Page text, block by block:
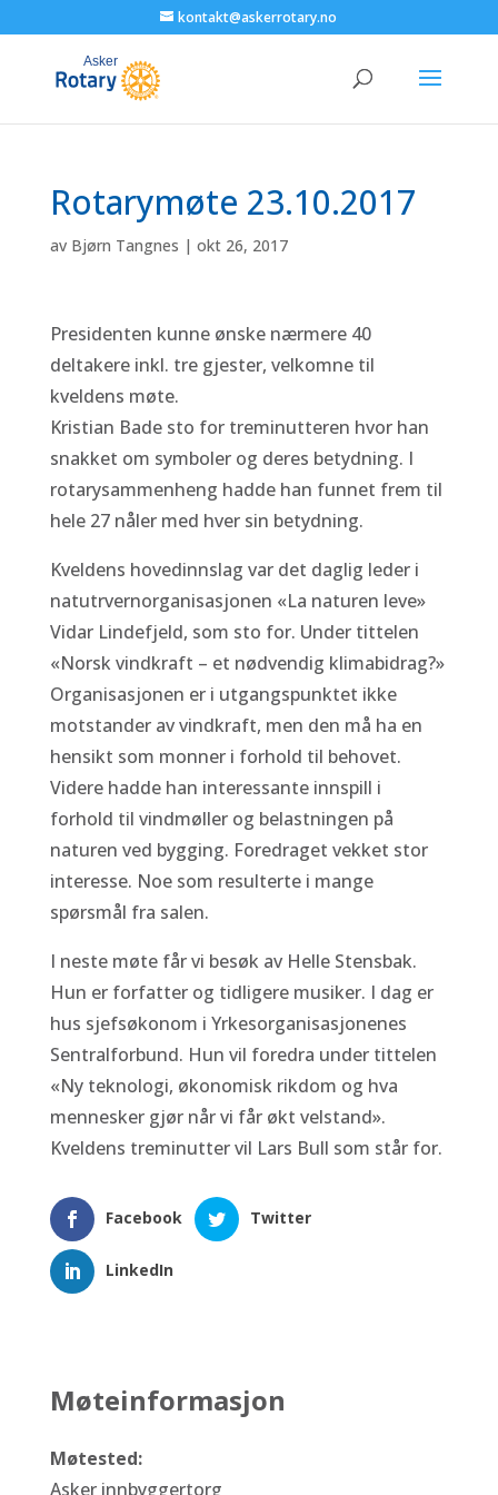
kontakt@askerrotary.no
Rotarymøte 23.10.2017
av Bjørn Tangnes | okt 26, 2017
Presidenten kunne ønske nærmere 40
deltakere inkl. tre gjester, velkomne til
kveldens møte.
Kristian Bade sto for treminutteren hvor han
snakket om symboler og deres betydning. I
rotarysammenheng hadde han funnet frem til
hele 27 nåler med hver sin betydning.
Kveldens hovedinnslag var det daglig leder i
natutrvernorganisasjonen «La naturen leve»
Vidar Lindefjeld, som sto for. Under tittelen
«Norsk vindkraft – et nødvendig klimabidrag?»
Organisasjonen er i utgangspunktet ikke
motstander av vindkraft, men den må ha en
hensikt som monner i forhold til behovet.
Videre hadde han interessante innspill i
forhold til vindmøller og belastningen på
naturen ved bygging. Foredraget vekket stor
interesse. Noe som resulterte i mange
spørsmål fra salen.
I neste møte får vi besøk av Helle Stensbak.
Hun er forfatter og tidligere musiker. I dag er
hus sjefsøkonom i Yrkesorganisasjonenes
Sentralforbund. Hun vil foredra under tittelen
«Ny teknologi, økonomisk rikdom og hva
mennesker gjør når vi får økt velstand».
Kveldens treminutter vil Lars Bull som står for.
Facebook Twitter
LinkedIn
Møteinformasjon
Møtested:
Asker innbyggertorg